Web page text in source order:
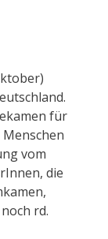
für
vom
die
rd.